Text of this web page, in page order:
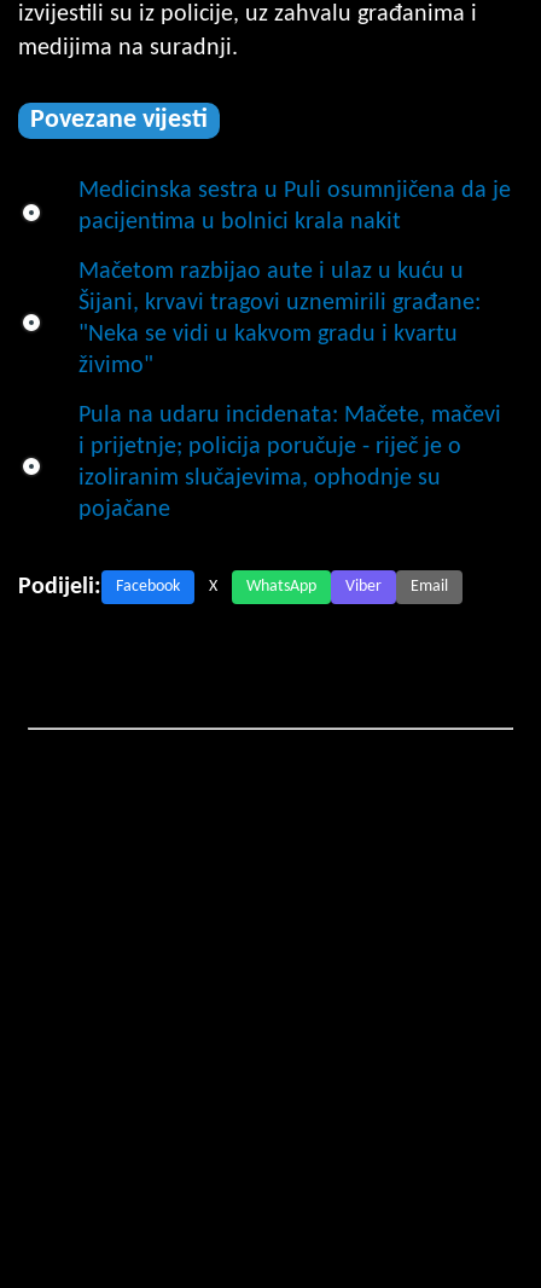
izvijestili su iz policije, uz zahvalu građanima i
medijima na suradnji.
Povezane vijesti
Medicinska sestra u Puli osumnjičena da je
pacijentima u bolnici krala nakit
Mačetom razbijao aute i ulaz u kuću u
Šijani, krvavi tragovi uznemirili građane:
"Neka se vidi u kakvom gradu i kvartu
živimo"
Pula na udaru incidenata: Mačete, mačevi
i prijetnje; policija poručuje - riječ je o
izoliranim slučajevima, ophodnje su
pojačane
Podijeli: Facebook X WhatsApp Viber Email